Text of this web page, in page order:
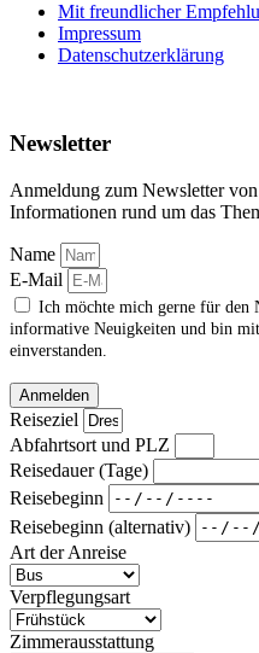
Mit freundlicher
Impressum
Datenschutzerklärung
Newsletter
Anmeldung zum Newsletter von
Informationen rund um das
Name
E-Mail
Ich möchte mich gerne für den
informative Neuigkeiten und bin
einverstanden.
Anmelden
Reiseziel
Abfahrtsort und PLZ
Reisedauer (Tage)
Reisebeginn
Reisebeginn (alternativ)
Art der Anreise
Verpflegungsart
Zimmerausstattung